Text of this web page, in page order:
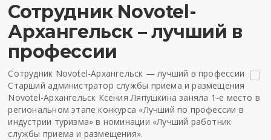
Сотрудник Novotel-
Архангельск – лучший в
профессии
Сотрудник Novotel-Архангельск — лучший в профессии
Старший администратор службы приема и размещения
Novotel-Архангельск Ксения Ляпушкина заняла 1-е место в
региональном этапе конкурса «Лучший по профессии в
индустрии туризма» в номинации «Лучший работник
службы приема и размещения».